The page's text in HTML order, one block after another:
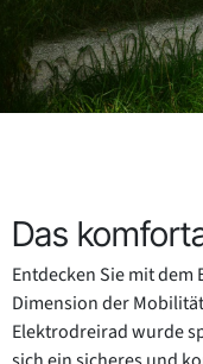
Das
Entdecken Sie mit dem
Dimension der
Elektrodreirad wurde